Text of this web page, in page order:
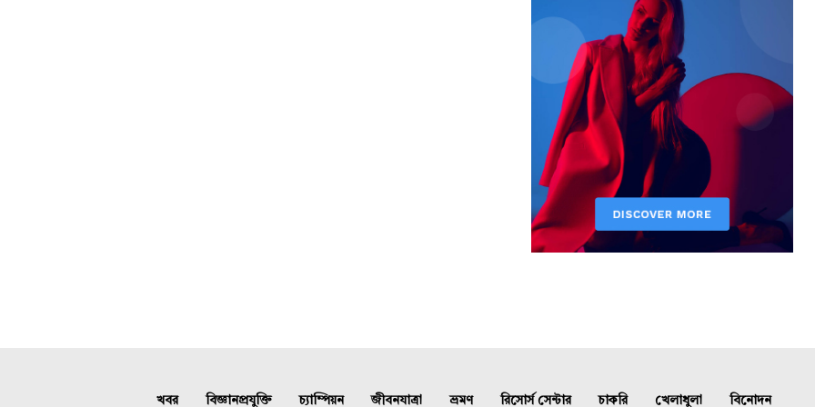
খবর বিজ্ঞানপ্রযুক্তি চ্যাম্পিয়ন জীবনযাত্রা ভ্রমণ রিসোর্স সেন্টার চাকরি খেলাধুলা বিনোদন